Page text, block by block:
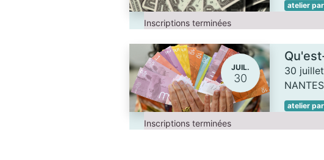
atelier
Inscriptions terminées
JUIL.
30
30
NANTES
atelier
Inscriptions terminées